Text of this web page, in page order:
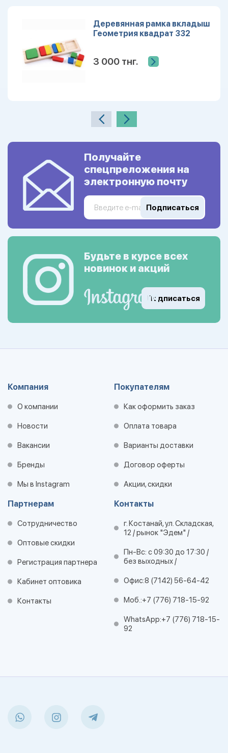
Деревянная рамка вкладыш
Геометрия квадрат 332
3 000 тнг.
Получайте
спецпреложения на
электронную почту
Подписаться
Будьте в курсе всех
новинок и акций
Подписаться
Компания
О компании
Новости
Вакансии
Бренды
Мы в Instagram
Покупателям
Как оформить заказ
Оплата товара
Варианты доставки
Договор оферты
Акции, скидки
Партнерам
Сотрудничество
Оптовые скидки
Регистрация партнера
Кабинет оптовика
Контакты
Контакты
г. Костанай, ул. Складская,
12 / рынок "Эдем" /
Пн-Вс: с 09:30 до 17:30 /
без выходных /
Офис:8 (7142) 56-64-42
Моб.:+7 (776) 718-15-92
WhatsApp:+7 (776) 718-15-
92